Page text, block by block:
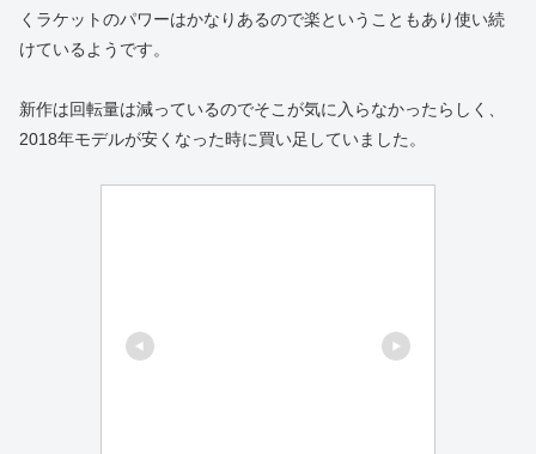
くラケットのパワーはかなりあるので楽ということもあり使い続
けているようです。
新作は回転量は減っているのでそこが気に入らなかったらしく、
2018年モデルが安くなった時に買い足していました。